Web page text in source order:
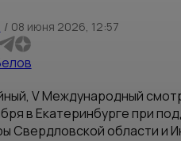
/ 08 июня 2026, 12:57
V Международный
в Екатеринбурге при
Свердловской области и